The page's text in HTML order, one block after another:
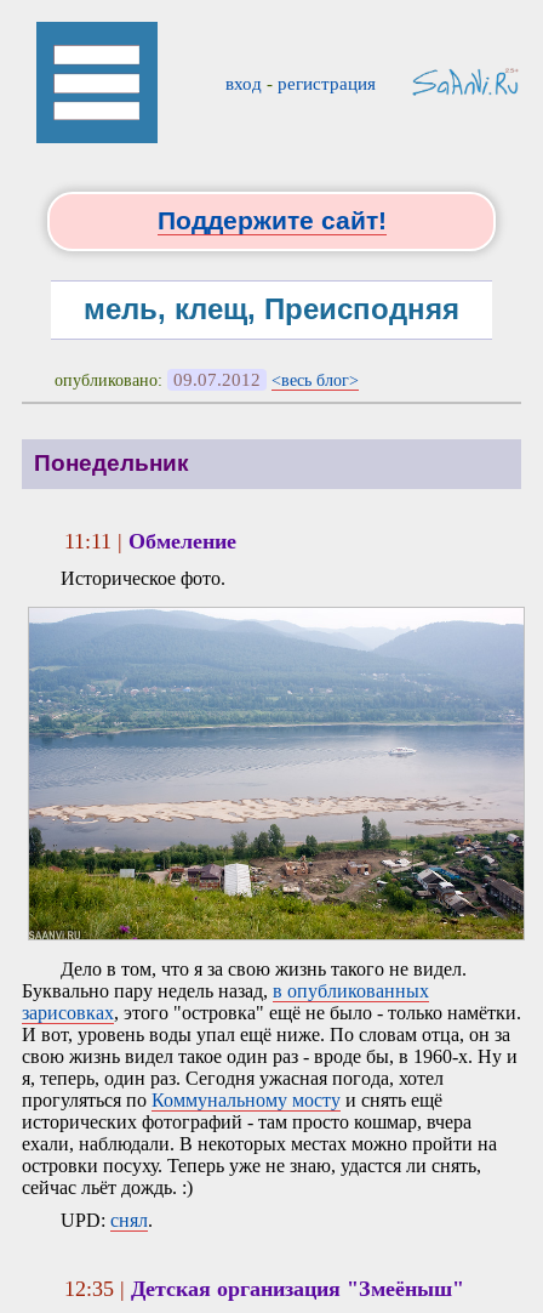
вход - регистрация
Поддержите сайт!
мель, клещ, Преисподняя
опубликовано: 09.07.2012 <весь блог>
Понедельник
11:11 | Обмеление
Историческое фото.
Дело в том, что я за свою жизнь такого не видел.
Буквально пару недель назад, в опубликованных
зарисовках, этого "островка" ещё не было - только намётки.
И вот, уровень воды упал ещё ниже. По словам отца, он за
свою жизнь видел такое один раз - вроде бы, в 1960-х. Ну и
я, теперь, один раз. Сегодня ужасная погода, хотел
прогуляться по Коммунальному мосту и снять ещё
исторических фотографий - там просто кошмар, вчера
ехали, наблюдали. В некоторых местах можно пройти на
островки посуху. Теперь уже не знаю, удастся ли снять,
сейчас льёт дождь. :)
UPD: снял.
12:35 |Детская организация "Змеёныш"